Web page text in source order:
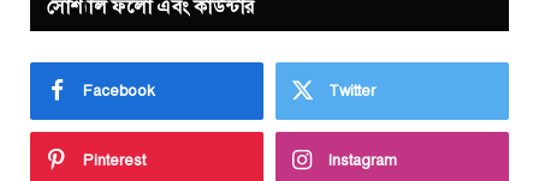
সোশ্যাল ফলো এবং কাউন্টার
Facebook Twitter
Pinterest Instagram